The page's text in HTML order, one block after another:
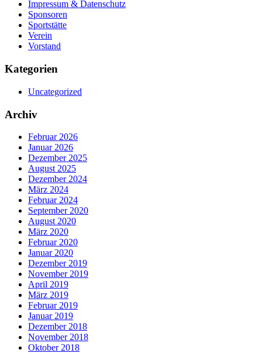
Impressum & Datenschutz
Sponsoren
Sportstätte
Verein
Vorstand
Kategorien
Uncategorized
Archiv
Februar 2026
Januar 2026
Dezember 2025
August 2025
Dezember 2024
März 2024
Februar 2024
September 2020
August 2020
März 2020
Februar 2020
Januar 2020
Dezember 2019
November 2019
April 2019
März 2019
Februar 2019
Januar 2019
Dezember 2018
November 2018
Oktober 2018